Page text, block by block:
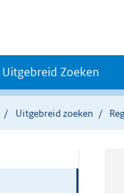
Uitgebreid Zoeken
Uitgebreid zoeken